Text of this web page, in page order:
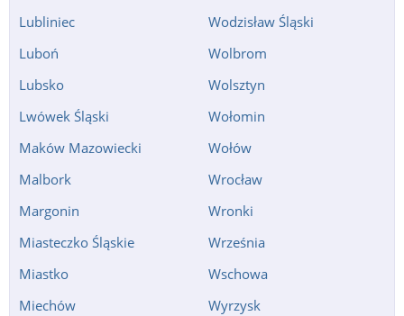
Lubliniec
Luboń
Lubsko
Lwówek Śląski
Maków Mazowiecki
Malbork
Margonin
Miasteczko Śląskie
Miastko
Miechów
Wodzisław Śląski
Wolbrom
Wolsztyn
Wołomin
Wołów
Wrocław
Wronki
Września
Wschowa
Wyrzysk